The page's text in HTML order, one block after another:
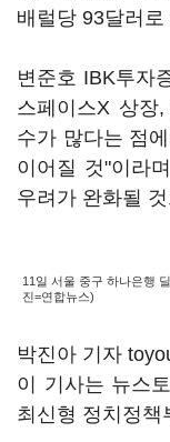
배럴당 93달러
변준호 IBK투자
스페이스X 상장
수가 많다는 점
이어질 것"이라
우려가 완화될
11일 서울 중구 하나은행
진=연합뉴스)
박진아 기자
이 기사는 뉴스
최신형 정치정책